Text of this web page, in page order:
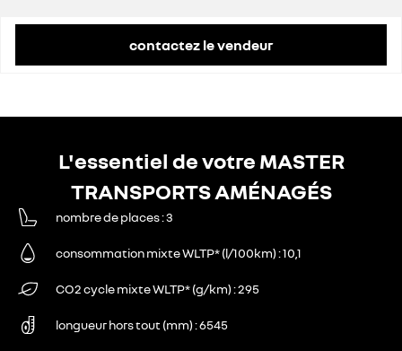
contactez le vendeur
L'essentiel de votre MASTER
TRANSPORTS AMÉNAGÉS
nombre de places 3
consommation mixte WLTP* (l/100km) 10,1
CO2 cycle mixte WLTP* (g/km) 295
longueur hors tout (mm) 6545